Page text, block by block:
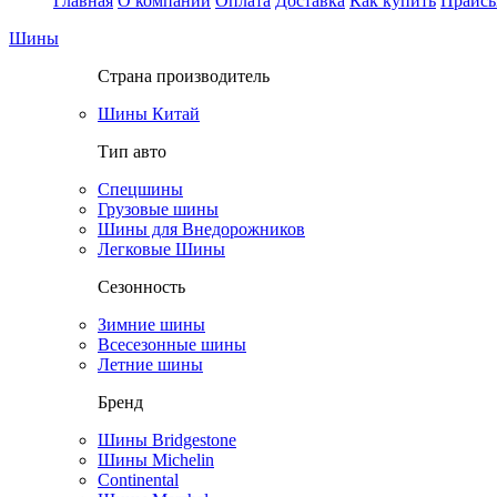
Шины
Страна производитель
Шины Китай
Тип авто
Спецшины
Грузовые шины
Шины для Внедорожников
Легковые Шины
Сезонность
Зимние шины
Всесезонные шины
Летние шины
Бренд
Шины Bridgestone
Шины Michelin
Continental